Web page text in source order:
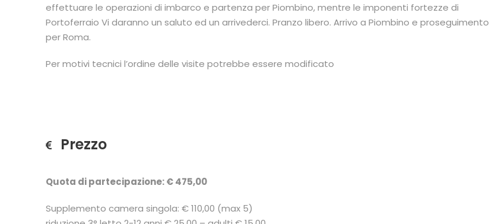
effettuare le operazioni di imbarco e partenza per Piombino, mentre le imponenti fortezze di
Portoferraio Vi daranno un saluto ed un arrivederci. Pranzo libero. Arrivo a Piombino e proseguimento
per Roma.
Per motivi tecnici l’ordine delle visite potrebbe essere modificato
Prezzo
Quota di partecipazione: € 475,00
Supplemento camera singola: € 110,00 (max 5)